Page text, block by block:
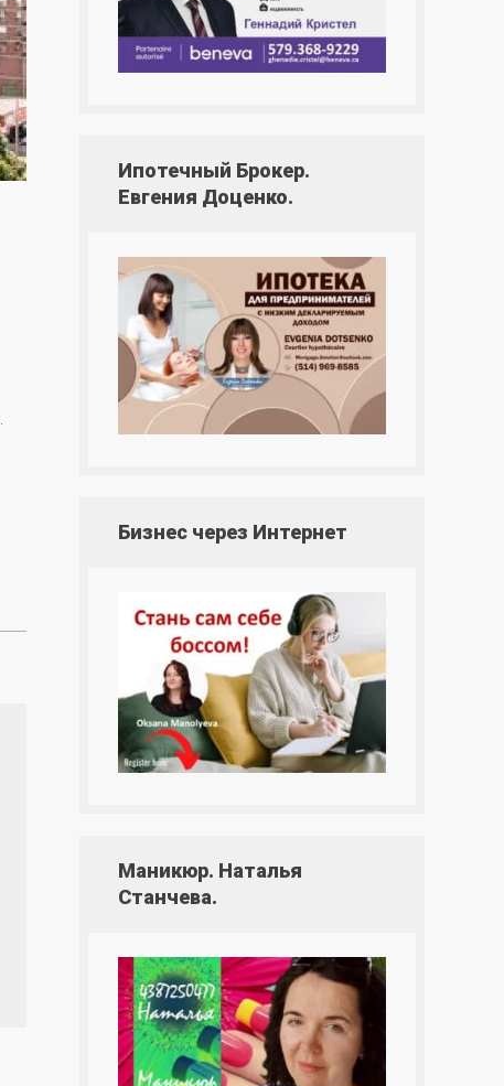
Ипотечный Брокер.
Евгения Доценко.
Бизнес через Интернет
Маникюр. Наталья
Станчева.